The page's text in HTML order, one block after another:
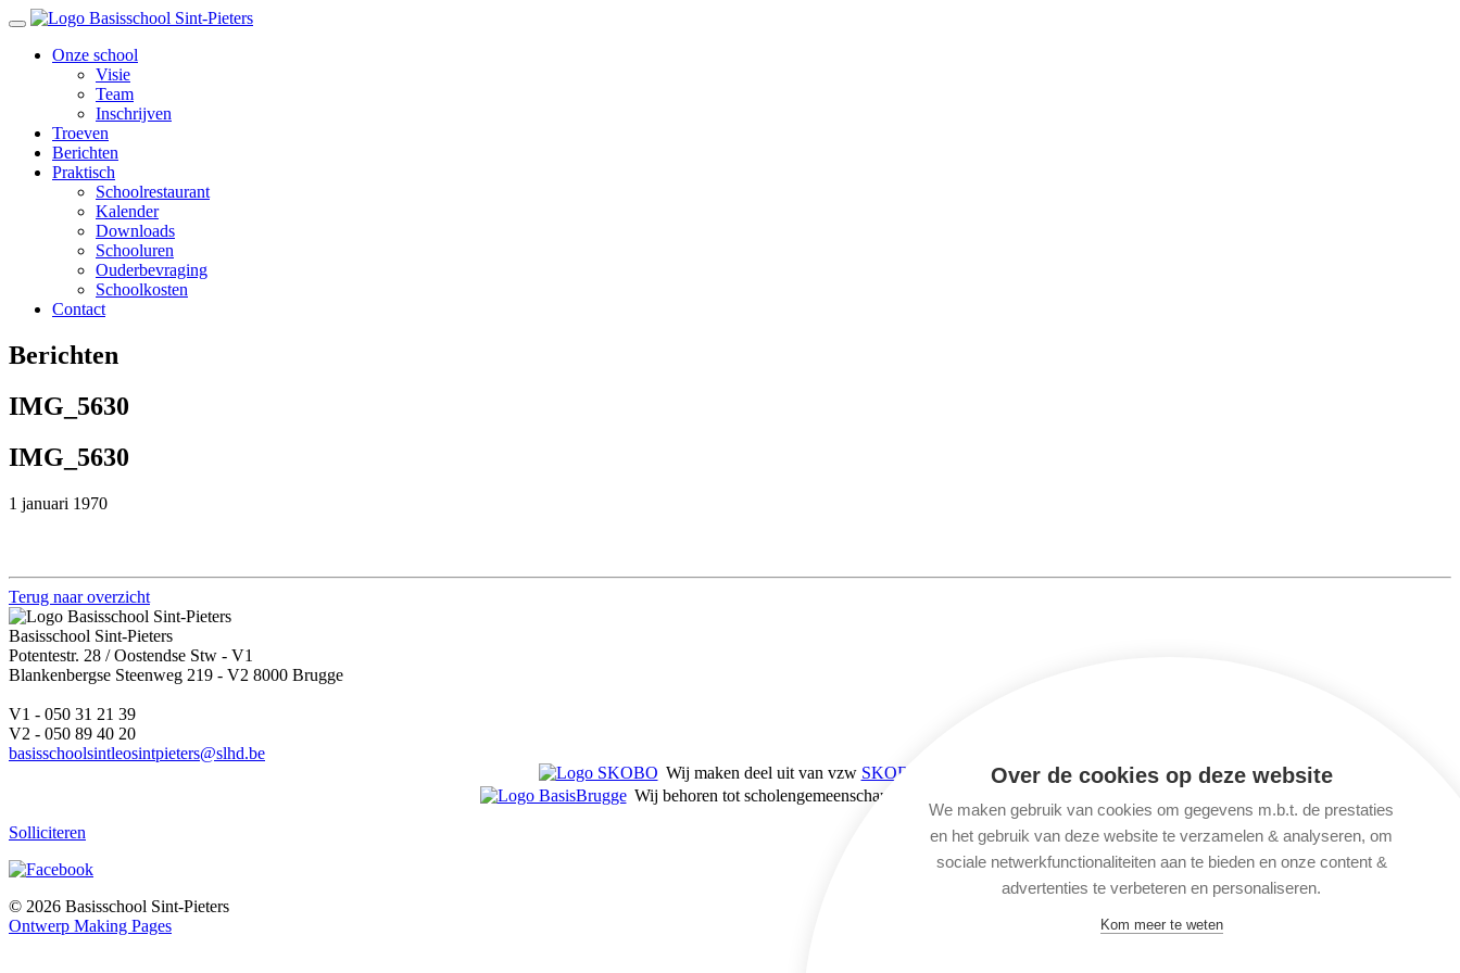
Toggle navigation
Onze school
Visie
Team
Inschrijven
Troeven
Berichten
Praktisch
Schoolrestaurant
Kalender
Downloads
Schooluren
Ouderbevraging
Schoolkosten
Contact
Berichten
IMG_5630
IMG_5630
1 januari 1970
Terug naar overzicht
Basisschool Sint-Pieters
Potentestr. 28 / Oostendse Stw - V1
Blankenbergse Steenweg 219 - V2 8000 Brugge
V1 - 050 31 21 39
V2 - 050 89 40 20
basisschoolsintleosintpieters@slhd.be
Wij maken deel uit van vzw SKOBO
Wij behoren tot scholengemeenschap
Solliciteren
© 2026 Basisschool Sint-Pieters
Ontwerp Making Pages
Over de cookies op deze website
We maken gebruik van cookies om gegevens m.b.t. de prestaties
en het gebruik van deze website te verzamelen & analyseren, om
sociale netwerkfunctionaliteiten aan te bieden en onze content &
advertenties te verbeteren en personaliseren.
Kom meer te weten